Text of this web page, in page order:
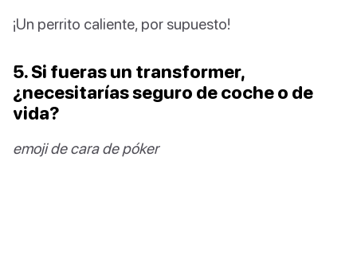
¡Un perrito caliente, por supuesto!
5. Si fueras un transformer,
¿necesitarías seguro de coche o de
vida?
emoji de cara de póker